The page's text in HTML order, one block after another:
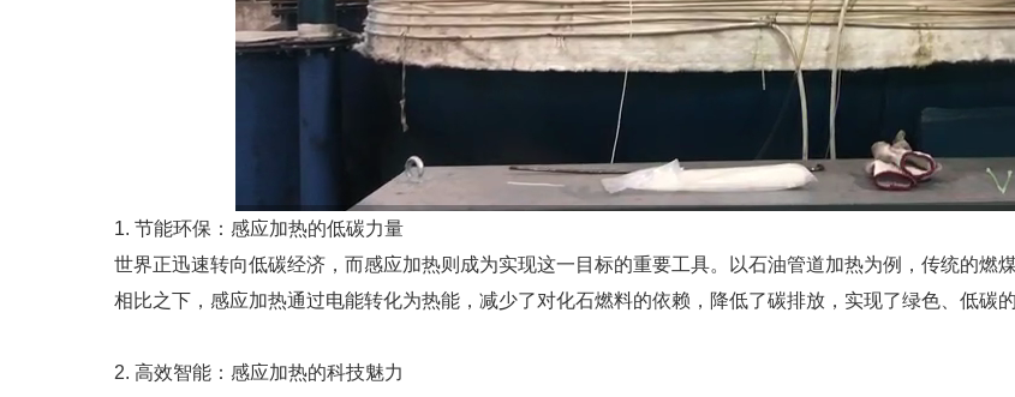
1. 节能环保：感应加热的低碳力量
世界正迅速转向低碳经济，而感应加热则成为实现这一目标的重要工具。以石油管道加热为例，传统的燃
相比之下，感应加热通过电能转化为热能，减少了对化石燃料的依赖，降低了碳排放，实现了绿色、低碳的
2. 高效智能：感应加热的科技魅力